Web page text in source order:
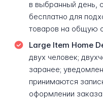
в выбранный день,
бесплатно для
товаров на общую
Large Item Home
двух человек;
заранее;
принимаются
оформлении заказа